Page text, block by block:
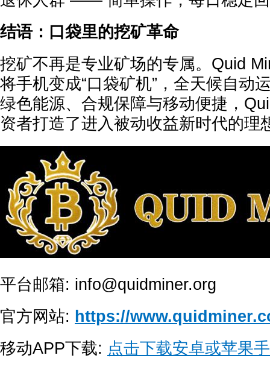
结语：口袋里的挖矿革命
挖矿不再是专业矿场的专属。Quid
将手机变成“口袋矿机”，全天候自动
绿色能源、合规保障与移动便捷，
资者打造了进入被动收益新时代的理
平台邮箱: info@quidminer.org
官方网站: https://
移动APP下载: 点击下载安卓或苹果